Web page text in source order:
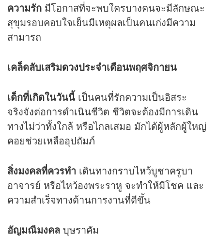
ความรัก มีโอกาสที่จะพบใครบางคนจะมีลักษณะ
สุขุมรอบคอบใจเย็นมีเหตุผลเป็นคนเก่งมีความ
สามารถ
เคล็ดลับเสริมดวงประจำเดือนพฤศจิกายน
เด็กที่เกิดในวันนี้ เป็นคนที่รักความเป็นอิสระ
จริงจังต่อการดำเนินชีวิต ชีวิตจะต้องมีการเดิน
ทางไม่ว่าทั้งใกล้ หรือไกลเสมอ มักได้ผู้หลักผู้ใหญ่
คอยช่วยเหลืออุปถัมภ์
สิ่งมงคลที่ควรทำ เดินทางกราบไหว้บูชาครูบา
อาจารย์ หรือไหว้องพระราหู จะทำให้มีโชค และ
ความสำเร็จทางด้านการงานที่ดีขึ้น
อัญมณีมงคล บุษราคัม